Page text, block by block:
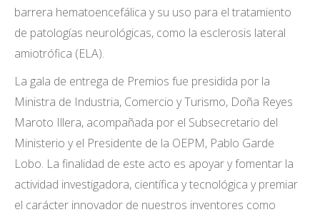
barrera hematoencefálica y su uso para el tratamiento
de patologías neurológicas, como la esclerosis lateral
amiotrófica (ELA).
La gala de entrega de Premios fue presidida por la
Ministra de Industria, Comercio y Turismo, Doña Reyes
Maroto Illera, acompañada por el Subsecretario del
Ministerio y el Presidente de la OEPM, Pablo Garde
Lobo. La finalidad de este acto es apoyar y fomentar la
actividad investigadora, científica y tecnológica y premiar
el carácter innovador de nuestros inventores como